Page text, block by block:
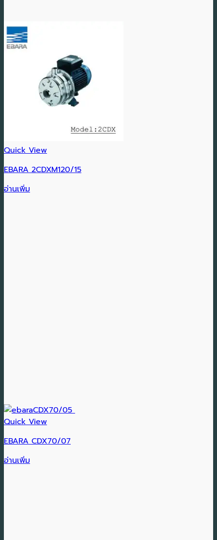
Quick View
EBARA 2CDXM120/15
อ่านเพิ่ม
Quick View
EBARA CDX70/07
อ่านเพิ่ม